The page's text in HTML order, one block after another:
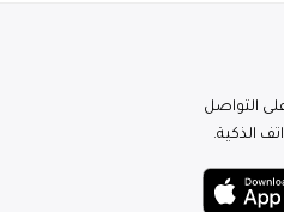
التواصل
الذكية.